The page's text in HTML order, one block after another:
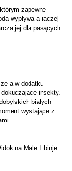
zapewne
wypływa a raczej
jej dla pasących
a w dodatku
insekty.
białych
wystające z
na Male Libinje.